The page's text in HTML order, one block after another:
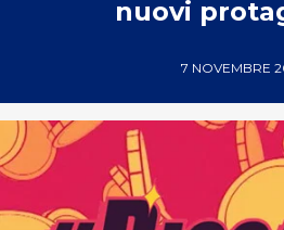
nuovi
7 NOVEMBRE